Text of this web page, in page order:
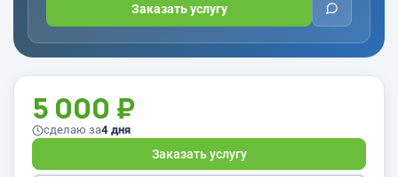
Заказать услугу
5 000 ₽
сделаю за4 дня
Заказать услугу